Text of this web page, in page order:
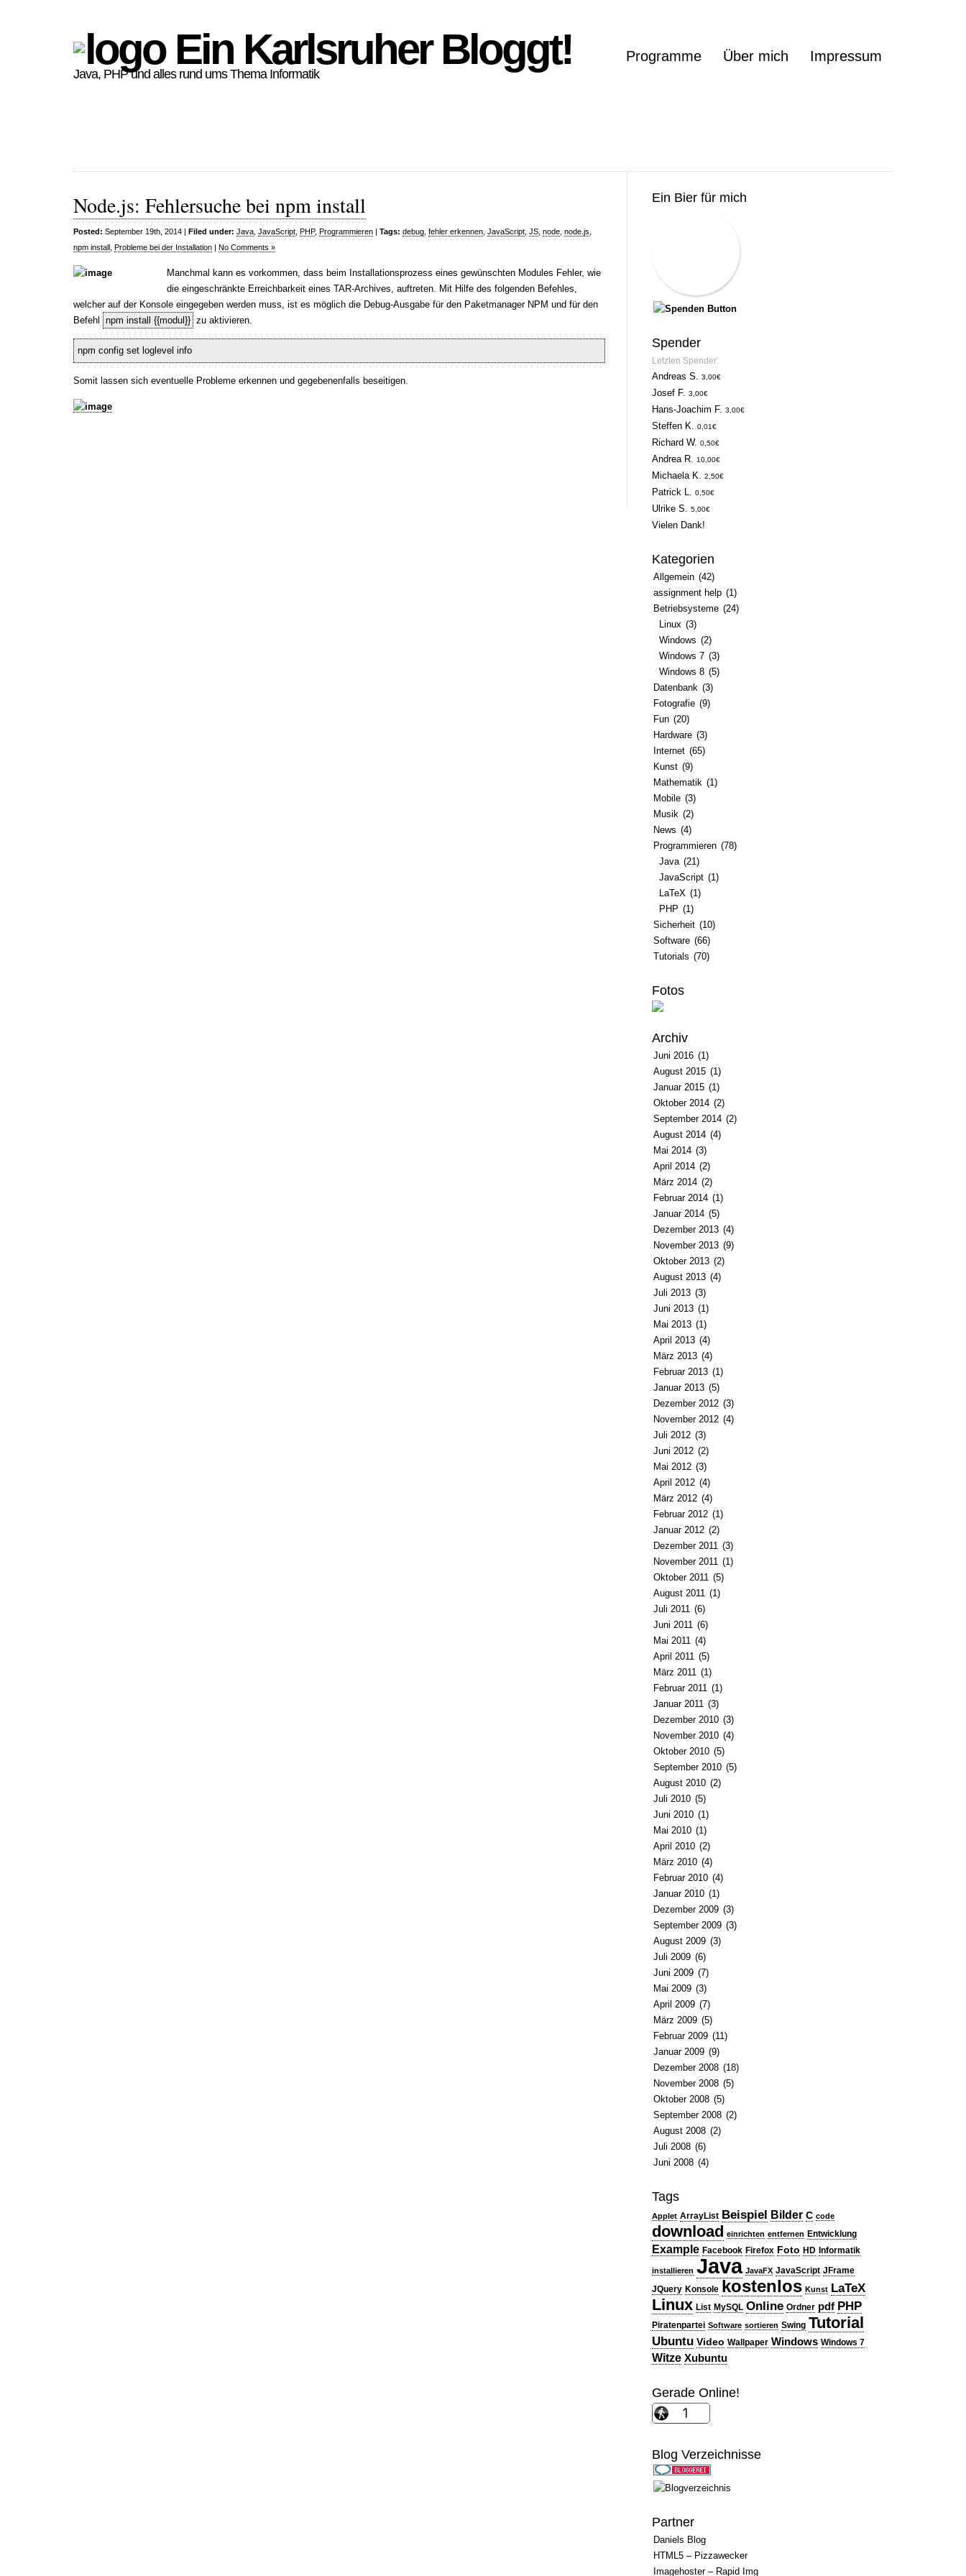
Ein Karlsruher Bloggt!
Java, PHP und alles rund ums Thema Informatik
Programme Über mich Impressum
Node.js: Fehlersuche bei npm install
Posted: September 19th, 2014 | Filed under: Java JavaScript PHP, Programmieren | Tags: debug fehler erkennen JavaScript JS node node.js
npm install Probleme bei der Installation | No Comments »
Manchmal kann es vorkommen, dass beim Installationsprozess eines gewünschten Modules Fehler, wie
die eingeschränkte Erreichbarkeit eines TAR-Archives, auftreten. Mit Hilfe des folgenden Befehles,
welcher auf der Konsole eingegeben werden muss, ist es möglich die Debug-Ausgabe für den Paketmanager NPM und für den
Befehl
npm install {{modul}} zu aktivieren.
npm config set loglevel info
Somit lassen sich eventuelle Probleme erkennen und gegebenenfalls beseitigen.
Ein Bier für mich
Spender
Letzten Spender:
Andreas S. 3,00€
Josef F. 3,00€
Hans-Joachim F. 3,00€
Steffen K. 0,01€
Richard W. 0,50€
Andrea R. 10,00€
Michaela K. 2,50€
Patrick L. 0,50€
Ulrike S. 5,00€
Vielen Dank!
Kategorien
Allgemein (42)
assignment help (1)
Betriebsysteme (24)
Linux (3)
Windows (2)
Windows 7 (3)
Windows 8 (5)
Datenbank (3)
Fotografie (9)
Fun (20)
Hardware (3)
Internet (65)
Kunst (9)
Mathematik (1)
Mobile (3)
Musik (2)
News (4)
Programmieren (78)
Java (21)
JavaScript (1)
LaTeX (1)
PHP (1)
Sicherheit (10)
Software (66)
Tutorials (70)
Fotos
Archiv
Juni 2016 (1)
August 2015 (1)
Januar 2015 (1)
Oktober 2014 (2)
September 2014 (2)
August 2014 (4)
Mai 2014 (3)
April 2014 (2)
März 2014 (2)
Februar 2014 (1)
Januar 2014 (5)
Dezember 2013 (4)
November 2013 (9)
Oktober 2013 (2)
August 2013 (4)
Juli 2013 (3)
Juni 2013 (1)
Mai 2013 (1)
April 2013 (4)
März 2013 (4)
Februar 2013 (1)
Januar 2013 (5)
Dezember 2012 (3)
November 2012 (4)
Juli 2012 (3)
Juni 2012 (2)
Mai 2012 (3)
April 2012 (4)
März 2012 (4)
Februar 2012 (1)
Januar 2012 (2)
Dezember 2011 (3)
November 2011 (1)
Oktober 2011 (5)
August 2011 (1)
Juli 2011 (6)
Juni 2011 (6)
Mai 2011 (4)
April 2011 (5)
März 2011 (1)
Februar 2011 (1)
Januar 2011 (3)
Dezember 2010 (3)
November 2010 (4)
Oktober 2010 (5)
September 2010 (5)
August 2010 (2)
Juli 2010 (5)
Juni 2010 (1)
Mai 2010 (1)
April 2010 (2)
März 2010 (4)
Februar 2010 (4)
Januar 2010 (1)
Dezember 2009 (3)
September 2009 (3)
August 2009 (3)
Juli 2009 (6)
Juni 2009 (7)
Mai 2009 (3)
April 2009 (7)
März 2009 (5)
Februar 2009 (11)
Januar 2009 (9)
Dezember 2008 (18)
November 2008 (5)
Oktober 2008 (5)
September 2008 (2)
August 2008 (2)
Juli 2008 (6)
Juni 2008 (4)
Tags
Applet ArrayList Beispiel Bilder C code
download einrichten entfernen Entwicklung
Example Facebook Firefox Foto HD Informatik
installieren Java JavaFX JavaScript JFrame
JQuery Konsole kostenlos Kunst LaTeX
Linux List MySQL Online Ordner pdf PHP
Piratenpartei Software sortieren Swing Tutorial
Ubuntu Video Wallpaper Windows Windows 7
Witze Xubuntu
Gerade Online!
Blog Verzeichnisse
Partner
Daniels Blog
HTML5 – Pizzawecker
Imagehoster – Rapid Img